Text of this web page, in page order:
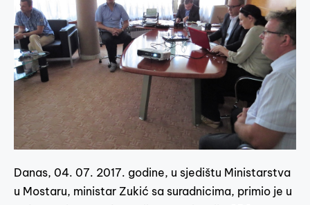
Danas, 04. 07. 2017. godine, u sjedištu Ministarstva
u Mostaru, ministar Zukić sa suradnicima, primio je u